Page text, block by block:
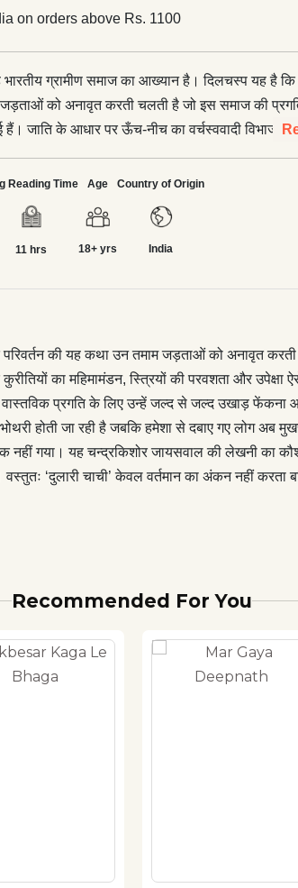
on orders above Rs. 1100
भारतीय ग्रामीण समाज का आख्यान है। दिलचस्प यह है कि
जड़ताओं को अनावृत करती चलती है जो इस समाज की
हैं। जाति के आधार पर ऊँच-नीच का वर्चस्ववादी विभाजन;
लेखक ने खासे व्यंग्यात्मक अन्दाज में वर्णित किया है। वह
महानताओं की नींव इन्हीं रोड़ों-पत्थरों पर टिकी हुई है,
जल्द से जल्द उखाड़ फेंकना आवश्यक है। यह उपन्यास उस
करता है जिसमें उच्चासन पर बैठी जमात के वर्चस्व के
जायसवाल की लेखनी का कौशल है कि इस उपन्यास
घुलमिल गए हैं। यथार्थ जो असहज करता है, बेचैन
करता है। वस्तुतः ‘दुलारी चाची’ केवल वर्तमान का
को भी रेखांकित करता चलता है जो हमारे समाज को
अत्यन्त पठनीय और संग्रहणीय कृति।
Reading Time
11 hrs
Age
18+ yrs
Country of Origin
India
की यह कथा उन तमाम जड़ताओं को अनावृत
का महिमामंडन, स्त्रियों की परवशता और
वास्तविक प्रगति के लिए उन्हें जल्द से जल्द उखाड़
होती जा रही है जबकि हमेशा से दबाए गए लोग
नहीं गया। यह चन्द्रकिशोर जायसवाल की लेखनी
‘दुलारी चाची’ केवल वर्तमान का अंकन नहीं करता
Recommended For You